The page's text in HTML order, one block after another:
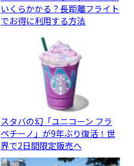
いくらかかる？長距離フライト
でお得に利用する方法
スタバの幻「ユニコーン フラ
ペチーノ」が9年ぶり復活！世
界で2日間限定販売へ